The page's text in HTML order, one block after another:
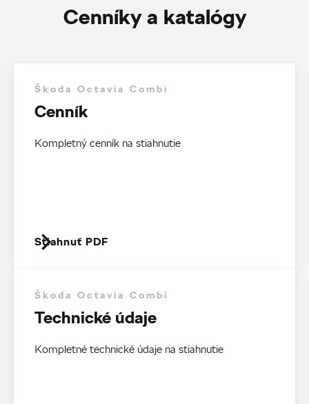
Cenníky a katalógy
Škoda Octavia Combi
Cenník
Kompletný cenník na stiahnutie
Stiahnuť PDF
Škoda Octavia Combi
Technické údaje
Kompletné technické údaje na stiahnutie